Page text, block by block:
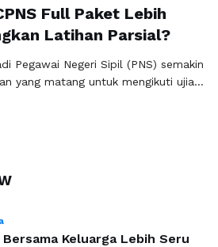
Full Paket Lebih
Latihan Parsial?
Pegawai Negeri Sipil (PNS) semakin
yang matang untuk mengikuti ujian
adalah melalui tryout CPNS.
Keluarga Lebih Seru